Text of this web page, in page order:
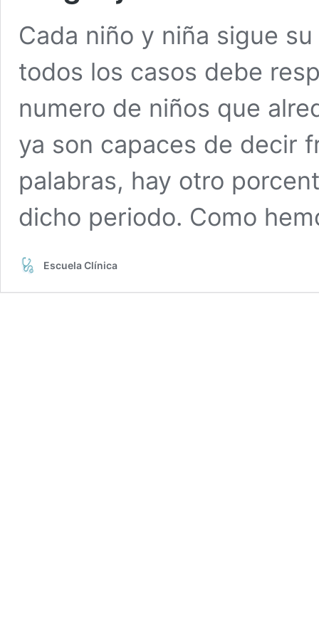
Cada niño y niña sigue
todos los casos debe
numero de niños que
ya son capaces de decir
palabras, hay otro
dicho periodo. Como
Escuela Clínica